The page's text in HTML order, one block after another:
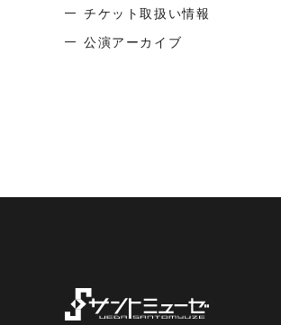
チケット取扱い情報
公演アーカイブ